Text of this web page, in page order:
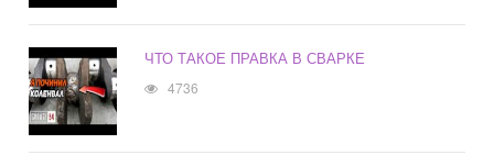
ЧТО ТАКОЕ ПРАВКА В СВАРКЕ
4736